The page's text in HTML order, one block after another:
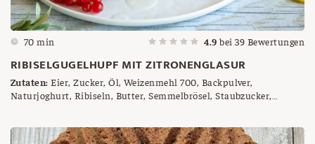
70 min 4.9 bei39 Bewertungen
RIBISELGUGELHUPF MIT ZITRONENGLASUR
Zutaten: Eier, Zucker, Öl, Weizenmehl 700, Backpulver,
Naturjoghurt, Ribiseln, Butter, Semmelbrösel, Staubzucker,